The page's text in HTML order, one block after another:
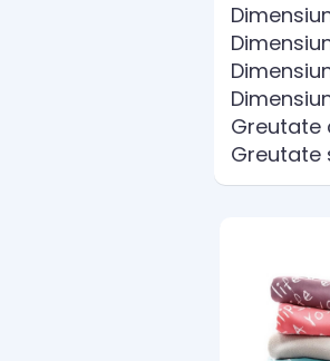
Greutate
Greutate